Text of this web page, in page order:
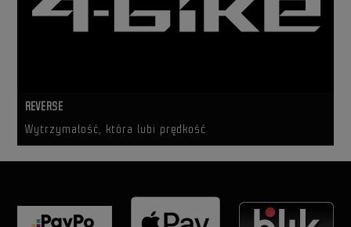
REVERSE
Wytrzymałość, która lubi prędkość